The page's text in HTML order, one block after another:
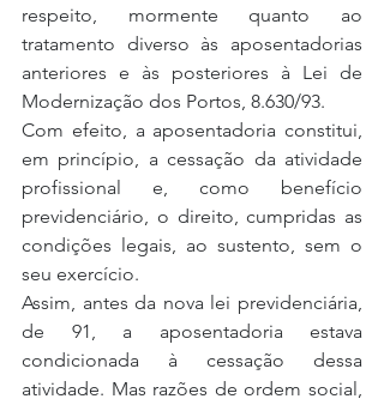
respeito, mormente quanto ao
tratamento diverso às aposentadorias
anteriores e às posteriores à Lei de
Modernização dos Portos, 8.630/93.
Com efeito, a aposentadoria constitui,
em princípio, a cessação da atividade
profissional e, como benefício
previdenciário, o direito, cumpridas as
condições legais, ao sustento, sem o
seu exercício.
Assim, antes da nova lei previdenciária,
de 91, a aposentadoria estava
condicionada à cessação dessa
atividade. Mas razões de ordem social,